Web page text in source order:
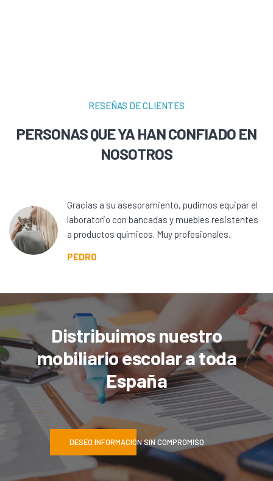
RESEÑAS DE CLIENTES
PERSONAS QUE YA HAN CONFIADO EN
NOSOTROS
Gracias a su asesoramiento, pudimos equipar el
laboratorio con bancadas y muebles resistentes
a productos químicos. Muy profesionales.
PEDRO
Distribuimos nuestro
mobiliario escolar a toda
España
DESEO INFORMACIÓN SIN COMPROMISO